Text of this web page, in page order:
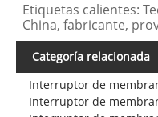
Etiquetas calientes:
China, fabricante,
Categoría relacionada
Interruptor de
Interruptor de